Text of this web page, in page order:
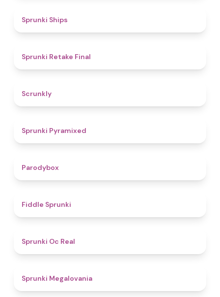
Sprunki Ships
Sprunki Retake Final
Scrunkly
Sprunki Pyramixed
Parodybox
Fiddle Sprunki
Sprunki Oc Real
Sprunki Megalovania